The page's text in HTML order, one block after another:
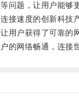
题，让用户能够
速度的创新科技
户获得了可靠的网
网络畅通，连接世